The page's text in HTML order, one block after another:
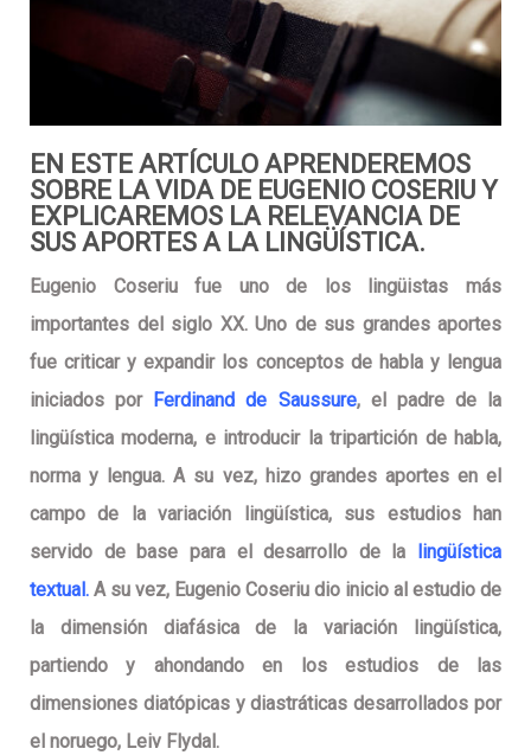
EN ESTE ARTÍCULO APRENDEREMOS
SOBRE LA VIDA DE EUGENIO COSERIU Y
EXPLICAREMOS LA RELEVANCIA DE
SUS APORTES A LA LINGÜÍSTICA.
Eugenio Coseriu fue uno de los lingüistas más
importantes del siglo XX. Uno de sus grandes aportes
fue criticar y expandir los conceptos de habla y lengua
iniciados por Ferdinand de Saussure, el padre de la
lingüística moderna, e introducir la tripartición de habla,
norma y lengua. A su vez, hizo grandes aportes en el
campo de la variación lingüística, sus estudios han
servido de base para el desarrollo de la
lingüística
textual. A su vez, Eugenio Coseriu dio inicio al estudio de
la dimensión diafásica de la variación lingüística,
partiendo y ahondando en los estudios de las
dimensiones diatópicas y diastráticas desarrollados por
el noruego, Leiv Flydal.